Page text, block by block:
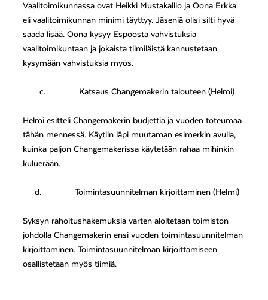
Vaalitoimikunnassa ovat Heikki Mustakallio ja Oona Erkka
eli vaalitoimikunnan minimi täyttyy. Jäseniä olisi silti hyvä
saada lisää. Oona kysyy Espoosta vahvistuksia
vaalitoimikuntaan ja jokaista tiimiläistä kannustetaan
kysymään vahvistuksia myös.
c. Katsaus Changemakerin talouteen (Helmi)
Helmi esitteli Changemakerin budjettia ja vuoden toteumaa
tähän mennessä. Käytiin läpi muutaman esimerkin avulla,
kuinka paljon Changemakerissa käytetään rahaa mihinkin
kuluerään.
d. Toimintasuunnitelman kirjoittaminen (Helmi)
Syksyn rahoitushakemuksia varten aloitetaan toimiston
johdolla Changemakerin ensi vuoden toimintasuunnitelman
kirjoittaminen. Toimintasuunnitelman kirjoittamiseen
osallistetaan myös tiimiä.